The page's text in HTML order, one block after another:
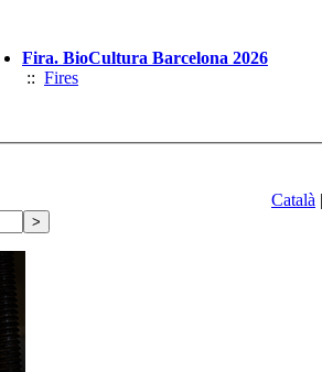
Fira. BioCultura Barcelona 2026
:: Fires
Català